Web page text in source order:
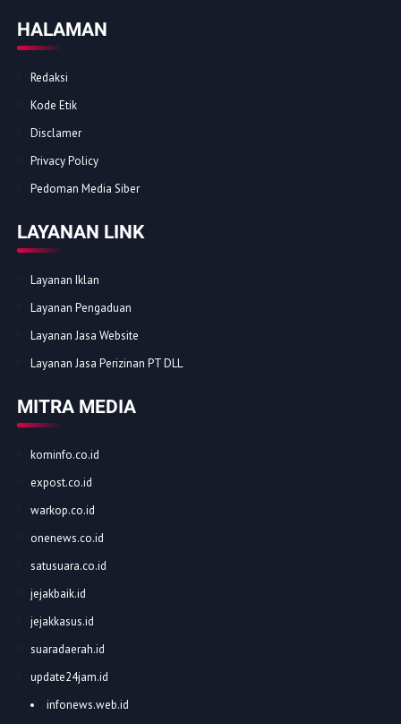
HALAMAN
Redaksi
Kode Etik
Disclamer
Privacy Policy
Pedoman Media Siber
LAYANAN LINK
Layanan Iklan
Layanan Pengaduan
Layanan Jasa Website
Layanan Jasa Perizinan PT DLL
MITRA MEDIA
kominfo.co.id
expost.co.id
warkop.co.id
onenews.co.id
satusuara.co.id
jejakbaik.id
jejakkasus.id
suaradaerah.id
update24jam.id
infonews.web.id